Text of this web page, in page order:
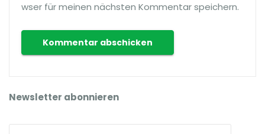
wser für meinen nächsten Kommentar speichern.
Newsletter abonnieren